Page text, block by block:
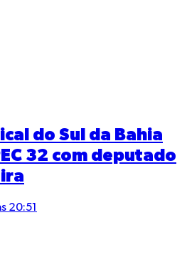
do Sul da Bahia
32 com deputado
20:51